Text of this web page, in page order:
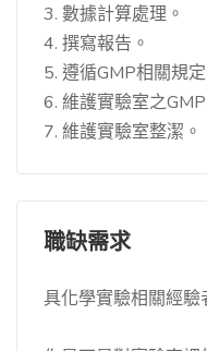
3. 數據計算處理。
4. 撰寫報告。
5. 遵循GMP相關規定
6. 維護實驗室之
7. 維護實驗室整潔。
職缺需求
具化學實驗相關經驗